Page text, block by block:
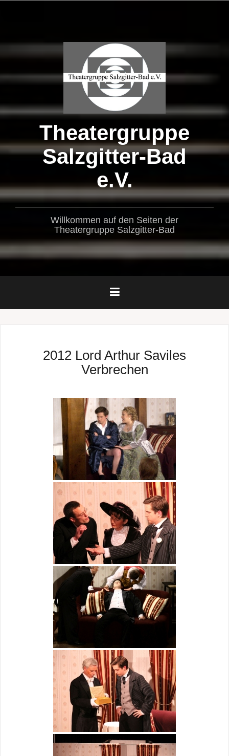
Theatergruppe
Salzgitter-Bad
e.V.
Willkommen auf den Seiten der
Theatergruppe Salzgitter-Bad
2012 Lord Arthur Saviles
Verbrechen